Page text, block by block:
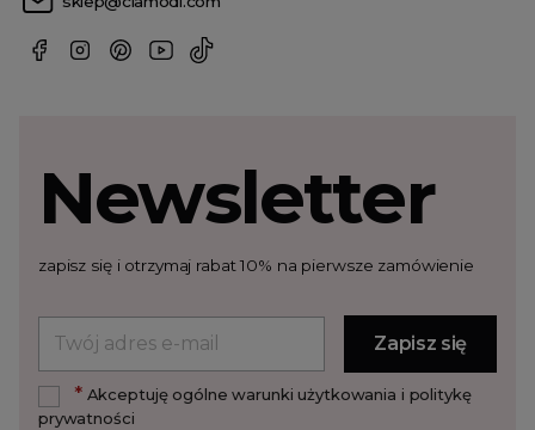
Newsletter
zapisz się i otrzymaj rabat 10% na pierwsze zamówienie
*Akceptuję ogólne warunki użytkowania i politykę
prywatności